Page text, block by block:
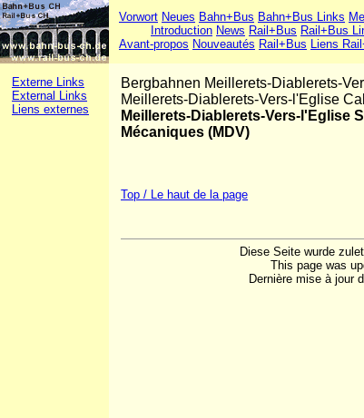
Vorwort Neues Bahn+Bus Bahn+Bus Links
Introduction News Rail+Bus Rail+Bus
Avant-propos Nouveautés Rail+Bus Liens
Externe Links
External Links
Liens externes
Bergbahnen Meillerets-Diablerets-
Meillerets-Diablerets-Vers-l'Eglise
Meillerets-Diablerets-Vers-l'Eglise
Mécaniques (MDV)
Top / Le haut de la page
Diese Seite wurde
This page was
Dernière mise à jour